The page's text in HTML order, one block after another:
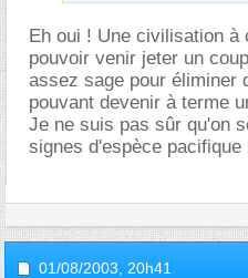
Eh oui ! Une civilisation à
pouvoir venir jeter un
assez sage pour éliminer
pouvant devenir à terme
Je ne suis pas sûr qu'on
signes d'espèce pacifique
01/08/2003, 20h41